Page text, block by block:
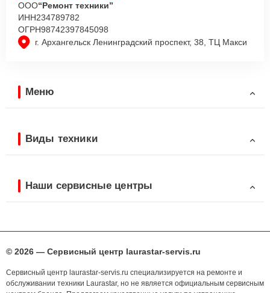
г. Архангельск Ленинградский проспект, 38, ТЦ Макси
ООО“Ремонт техники”
ИНН234789782
ОГРН98742397845098
Меню
Виды техники
Наши сервисные центры
© 2026 — Сервисный центр laurastar-servis.ru
Сервисный центр laurastar-servis.ru специализируется на ремонте и
обслуживании техники Laurastar, но не является официальным сервисным